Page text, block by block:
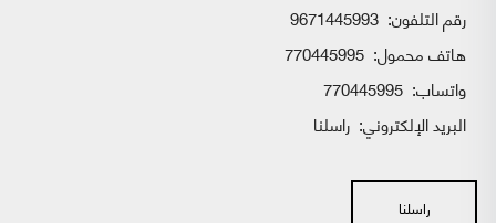
رقم التلفون: 9671445993
هاتف محمول: 770445995
واتساب:
البريد الإلكتروني: راسلنا
راسلنا